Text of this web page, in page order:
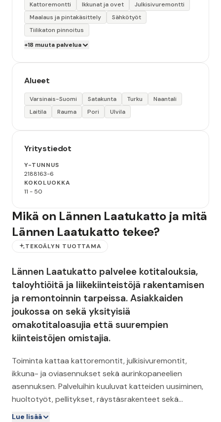
Kattoremontti Ikkunat ja ovet
Julkisivuremontti
Maalaus ja pintakäsittely
Sähkötyöt
Tiilikaton pinnoitus
+18 muuta palvelua
Alueet
Varsinais-Suomi Satakunta Turku
Naantali
Laitila
Rauma Pori Ulvila
Yritystiedot
Y-TUNNUS
2188163-6
KOKOLUOKKA
11 - 50
Mikä on Lännen Laatukatto ja mitä
Lännen Laatukatto tekee?
TEKOÄLYN TUOTTAMA
Lännen Laatukatto palvelee kotitalouksia,
taloyhtiöitä ja liikekiinteistöjä rakentamisen
ja remontoinnin tarpeissa. Asiakkaiden
joukossa on sekä yksityisiä
omakotitaloasujia että suurempien
kiinteistöjen omistajia.
Toiminta kattaa kattoremontit, julkisivuremontit,
ikkuna- ja oviasennukset sekä aurinkopaneelien
asennuksen. Palveluihin kuuluvat katteiden uusiminen,
huoltotyöt, pellitykset, räystäsrakenteet sekä
aurinkosähköjärjestelmien toimitus ja asennus.
Lue lisää